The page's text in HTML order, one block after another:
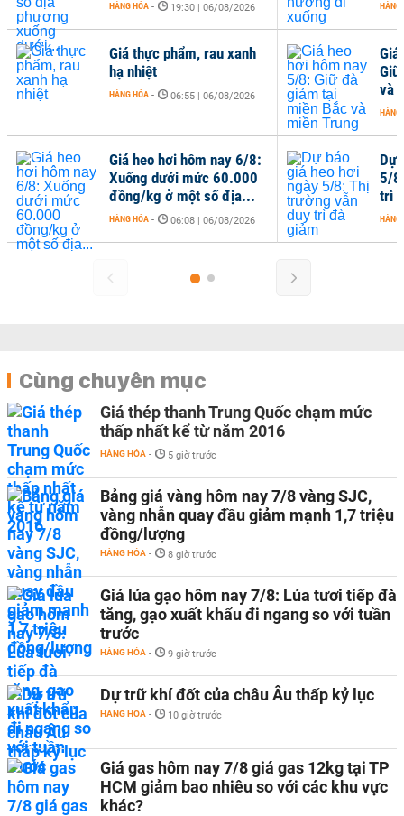
HÀNG HÓA - 19:30 | 06/08/2026
Giá thực phẩm, rau xanh
hạ nhiệt
HÀNG HÓA - 06:55 | 06/08/2026
Giá heo hơi hôm nay 6/8:
Xuống dưới mức 60.000
đồng/kg ở một số địa...
HÀNG HÓA - 06:08 | 06/08/2026
HÀNG
và
HÀNG
Dự
5/
trì
HÀNG
Cùng chuyên mục
Giá thép thanh Trung Quốc chạm mức
thấp nhất kể từ năm 2016
HÀNG HÓA - 5 giờ trước
Bảng giá vàng hôm nay 7/8 vàng SJC,
vàng nhẫn quay đầu giảm mạnh 1,7 triệu
đồng/lượng
HÀNG HÓA - 8 giờ trước
Giá lúa gạo hôm nay 7/8: Lúa tươi tiếp đà
tăng, gạo xuất khẩu đi ngang so với tuần
trước
HÀNG HÓA - 9 giờ trước
Dự trữ khí đốt của châu Âu thấp kỷ lục
HÀNG HÓA - 10 giờ trước
Giá gas hôm nay 7/8 giá gas 12kg tại TP
HCM giảm bao nhiêu so với các khu vực
khác?